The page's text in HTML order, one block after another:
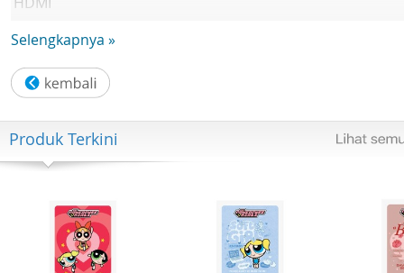
Product
QLED
Series
Display
Selengkapnya »
Produk Terkini